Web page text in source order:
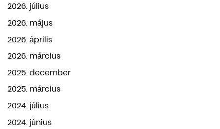
2026. július
2026. május
2026. április
2026. március
2025. december
2025. március
2024. július
2024. június